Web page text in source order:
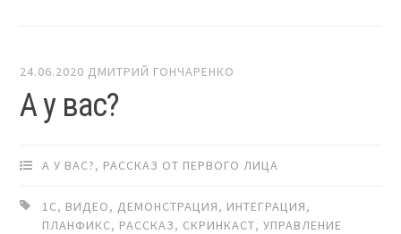
24.06.2020 ДМИТРИЙ ГОНЧАРЕНКО
А у вас?
А У ВАС?, РАССКАЗ ОТ ПЕРВОГО ЛИЦА
1С, ВИДЕО, ДЕМОНСТРАЦИЯ, ИНТЕГРАЦИЯ,
ПЛАНФИКС, РАССКАЗ, СКРИНКАСТ,УПРАВЛЕНИЕ